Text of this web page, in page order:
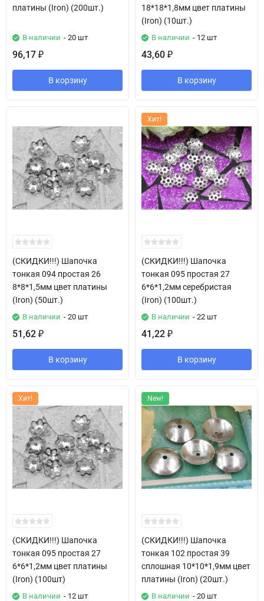
платины (Iron) (200шт.)
В наличии - 20 шт
96,17 ₽
В корзину
18*18*1,8мм цвет платины
(Iron) (10шт.)
В наличии - 12 шт
43,60 ₽
В корзину
(СКИДКИ!!!) Шапочка
тонкая 094 простая 26
8*8*1,5мм цвет платины
(Iron) (50шт.)
В наличии - 20 шт
51,62 ₽
В корзину
Хит!
(СКИДКИ!!!) Шапочка
тонкая 095 простая 27
6*6*1,2мм серебристая
(Iron) (100шт.)
В наличии - 22 шт
41,22 ₽
В корзину
Хит!
(СКИДКИ!!!) Шапочка
тонкая 095 простая 27
6*6*1,2мм цвет платины
(Iron) (100шт)
В наличии - 12 шт
New!
(СКИДКИ!!!) Шапочка
тонкая 102 простая 39
сплошная 10*10*1,9мм цвет
платины (Iron) (20шт.)
В наличии - 20 шт